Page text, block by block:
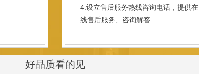
4.设立售后服务热线咨询电话，提供在
线售后服务、咨询解答
好品质看的见